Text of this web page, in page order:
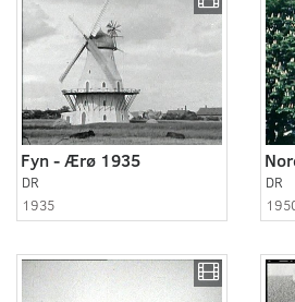
Fyn - Ærø 1935
DR
1935
DR